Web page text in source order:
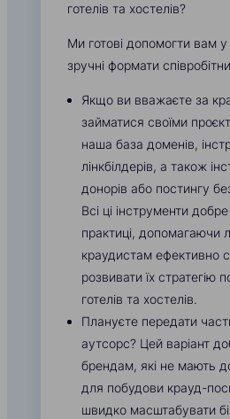
готелів та хостелів?
Ми готові допомогти вам
зручні формати
Якщо ви вважаєте за
займатися своїми
наша база доменів,
лінкбілдерів, а також
донорів або постингу
Всі ці інструменти
практиці, допомагаючи
краудистам ефективно
розвивати їх стратегію
готелів та хостелів.
Плануєте передати
аутсорс? Цей варіант
брендам, які не мають
для побудови крауд-
швидко масштабувати